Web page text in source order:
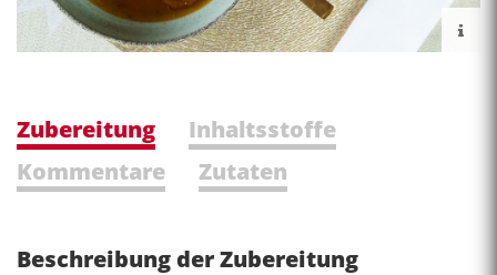
Zubereitung
Inhaltsstoffe
Kommentare
Zutaten
Beschreibung der Zubereitung